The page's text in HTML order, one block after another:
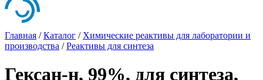
Главная /Каталог / Химические реактивы для лаборатории и
производства /Реактивы для синтеза
Гексан-н, 99%, для синтеза,